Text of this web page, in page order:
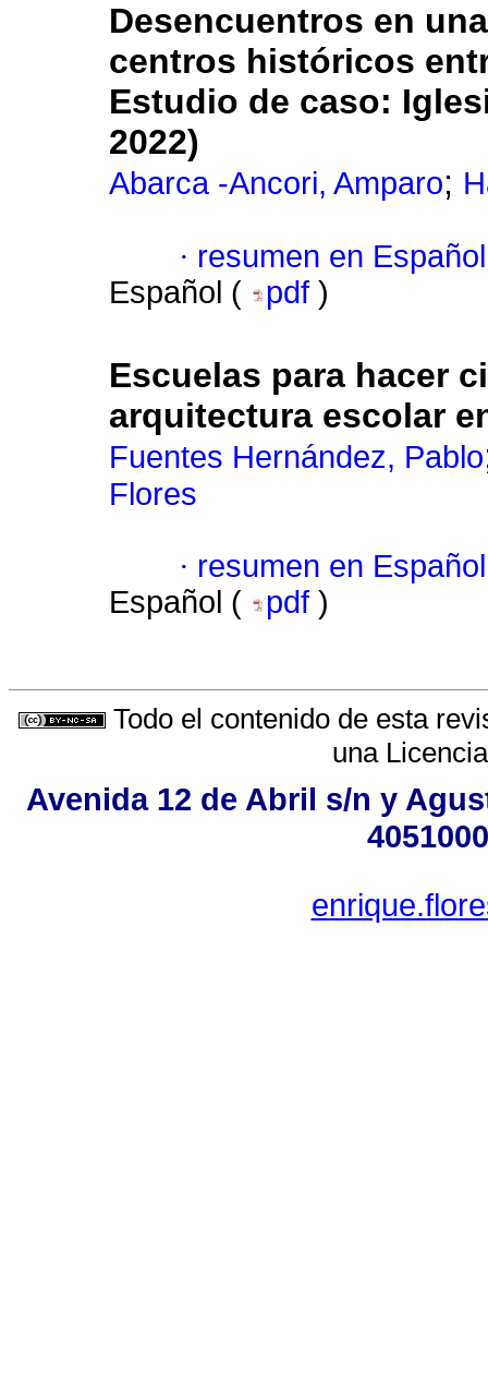
Desencuentros en
centros históricos
Estudio de caso:
2022)
Abarca -Ancori, Amparo;
· resumen en Español
Español (
pdf )
Escuelas para hacer
arquitectura escolar
Fuentes Hernández, Pablo
Flores
· resumen en Español
Español (
pdf )
Todo el contenido de esta
una
Avenida 12 de Abril s/n y